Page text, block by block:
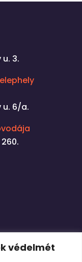
védelmét
3.
u. 6/a.